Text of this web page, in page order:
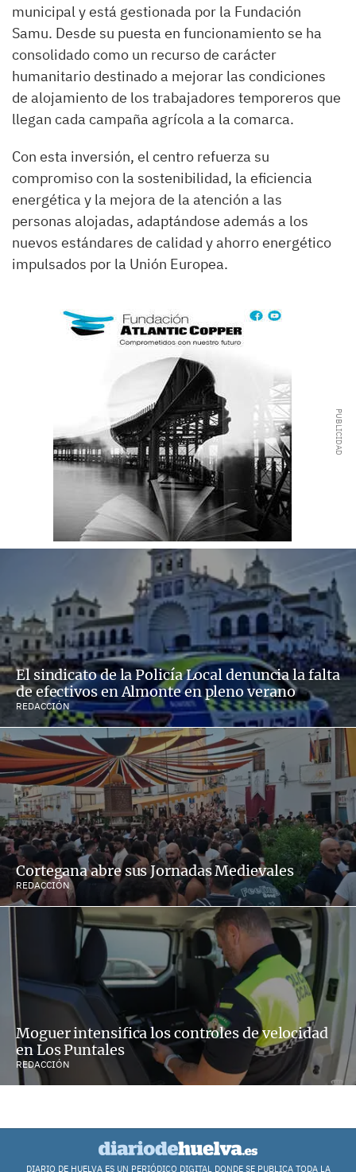
municipal y está gestionada por la Fundación
Samu. Desde su puesta en funcionamiento se ha
consolidado como un recurso de carácter
humanitario destinado a mejorar las condiciones
de alojamiento de los trabajadores temporeros que
llegan cada campaña agrícola a la comarca.
Con esta inversión, el centro refuerza su
compromiso con la sostenibilidad, la eficiencia
energética y la mejora de la atención a las
personas alojadas, adaptándose además a los
nuevos estándares de calidad y ahorro energético
impulsados por la Unión Europea.
El sindicato de la Policía Local denuncia la falta
de efectivos en Almonte en pleno verano
REDACCIÓN
Cortegana abre sus Jornadas Medievales
REDACCIÓN
Moguer intensifica los controles de velocidad
en Los Puntales
REDACCIÓN
DIARIO DE HUELVA ES UN PERIÓDICO DIGITAL DONDE SE PUBLICA TODA LA